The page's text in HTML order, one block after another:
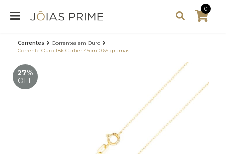
0
Correntes
Correntes em Ouro
Corrente Ouro 18k Cartier 45cm 0.65 gramas
27%
OFF